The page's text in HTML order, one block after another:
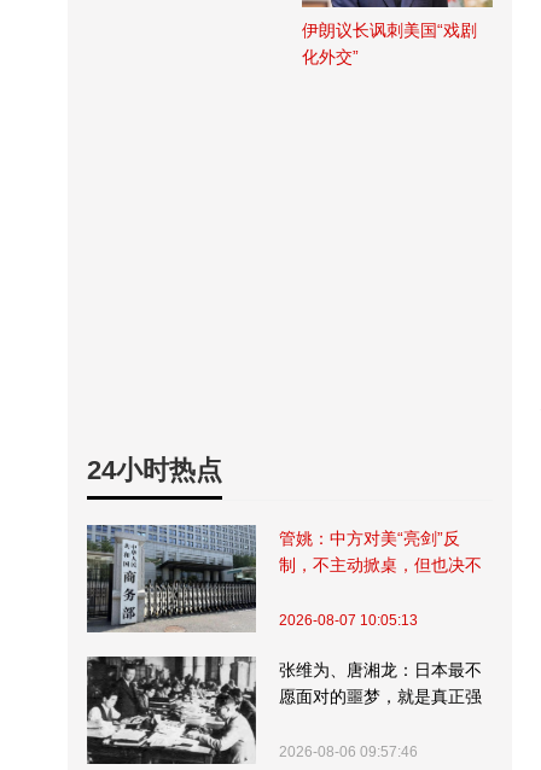
伊朗议长讽刺美国“戏剧
化外交”
24小时热点
管姚：中方对美“亮剑”反
制，不主动掀桌，但也决不
2026-08-07 10:05:13
张维为、唐湘龙：日本最不
愿面对的噩梦，就是真正强
2026-08-06 09:57:46